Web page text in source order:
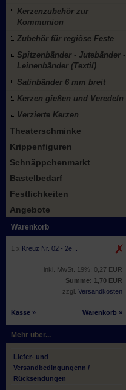
Kerzenzubehör zur
Kommunion
Zubehör für regiöse Feste
Spitzenbänder - Jutebänder -
Leinenbänder (Textil)
Satinbänder 6 mm breit
Kerzen gießen und Veredeln
Verzierte Kerzen
Theaterschminke
Krippenfiguren
Schnäppchenmarkt
Bastelbedarf
Festlichkeiten
Angebote
Warenkorb
1 x Kreuz Nr. 02 - 2e...
inkl. MwSt. 19%: 0,27 EUR
Summe: 1,70 EUR
zzgl. Versandkosten
Kasse » Warenkorb »
Mehr über...
Liefer- und
Versandbedingungenn /
Rücksendungen